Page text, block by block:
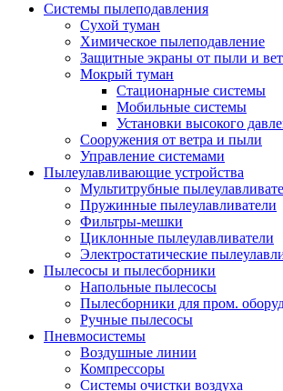
Системы пылеподавления
Сухой туман
Химическое пылеподавление
Защитные экраны от пыли и
Мокрый туман
Стационарные системы
Мобильные системы
Установки высокого
Сооружения от ветра и пыли
Управление системами
Пылеулавливающие устройства
Мультитрубные
Пружинные пылеулавливатели
Фильтры-мешки
Циклонные пылеулавливатели
Электростатические
Пылесосы и пылесборники
Напольные пылесосы
Пылесборники для пром.
Ручные пылесосы
Пневмосистемы
Воздушные линии
Компрессоры
Системы очистки воздуха